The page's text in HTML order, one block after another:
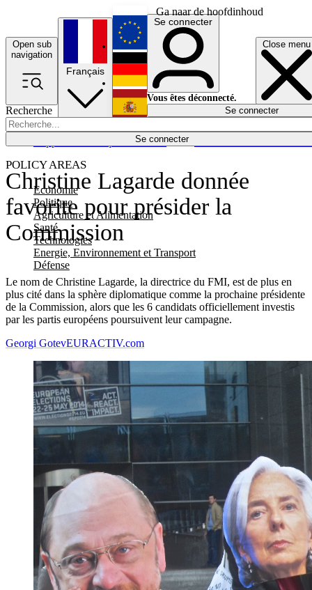
Ga naar de hoofdinhoud
Open sub
navigation
Close menu
Recherche
Se connecter
POLICY AREAS
Economie
Politique
Agriculture et Alimentation
Santé
Technologies
Energie, Environnement et Transport
Défense
Économie
Français
English
Deutsch
Español
Se connecter
Vous êtes déconnecté.
Se connecter
Christine Lagarde donnée
favorite pour présider la
Commission
Le nom de Christine Lagarde, la directrice du FMI, est de plus en
plus cité dans la sphère diplomatique comme la prochaine présidente
de la Commission, alors que les 6 candidats officiellement investis
par les partis européens poursuivent leur campagne.
Georgi GotevEURACTIV.com